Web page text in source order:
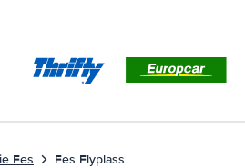
Fes Fes Flyplass